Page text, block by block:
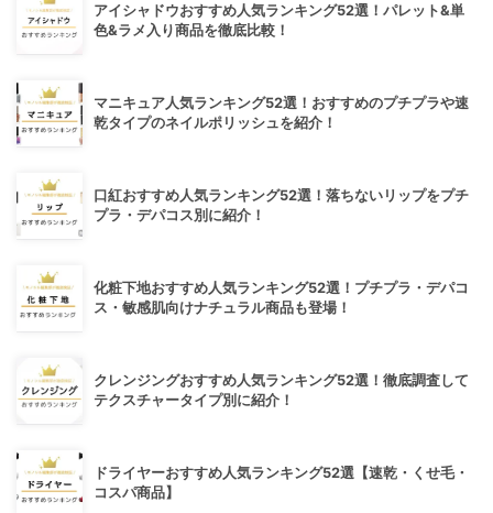
アイシャドウおすすめ人気ランキング52選！パレット&単
色&ラメ入り商品を徹底比較！
マニキュア人気ランキング52選！おすすめのプチプラや速
乾タイプのネイルポリッシュを紹介！
口紅おすすめ人気ランキング52選！落ちないリップをプチ
プラ・デパコス別に紹介！
化粧下地おすすめ人気ランキング52選！プチプラ・デパコ
ス・敏感肌向けナチュラル商品も登場！
クレンジングおすすめ人気ランキング52選！徹底調査して
テクスチャータイプ別に紹介！
ドライヤーおすすめ人気ランキング52選【速乾・くせ毛・
コスパ商品】